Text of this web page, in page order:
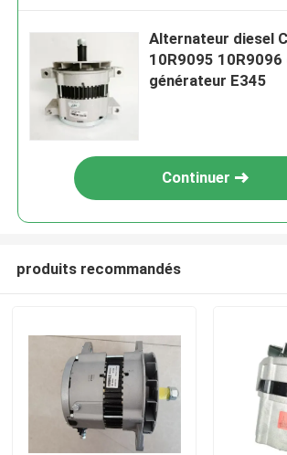
Alternateur diesel
10R9095 10R9096
générateur E345
Continuer
produits recommandés